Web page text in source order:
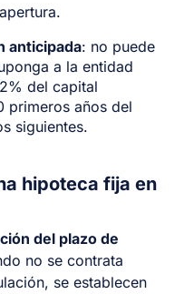
anticipada: no puede
a la entidad
del capital
primeros años del
siguientes.
hipoteca fija en
del plazo de
no se contrata
se establecen